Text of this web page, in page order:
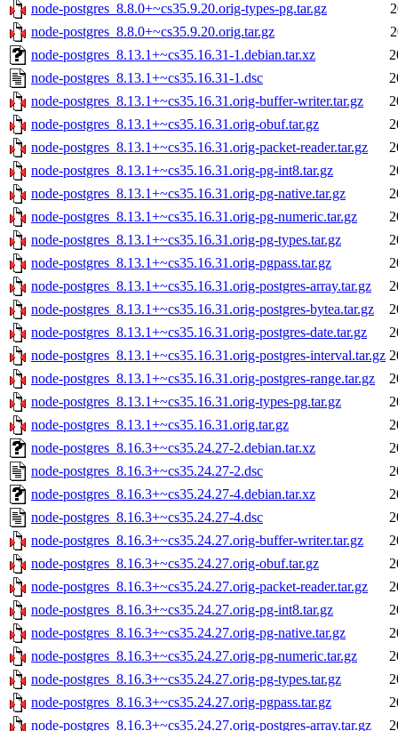
node-postgres_8.8.0+~cs35.9.20.orig-types-pg.tar.gz
node-postgres_8.8.0+~cs35.9.20.orig.tar.gz
node-postgres_8.13.1+~cs35.16.31-1.debian.tar.xz
node-postgres_8.13.1+~cs35.16.31-1.dsc
node-postgres_8.13.1+~cs35.16.31.orig-buffer-writer.tar.gz
node-postgres_8.13.1+~cs35.16.31.orig-obuf.tar.gz
node-postgres_8.13.1+~cs35.16.31.orig-packet-reader.tar.gz
node-postgres_8.13.1+~cs35.16.31.orig-pg-int8.tar.gz
node-postgres_8.13.1+~cs35.16.31.orig-pg-native.tar.gz
node-postgres_8.13.1+~cs35.16.31.orig-pg-numeric.tar.gz
node-postgres_8.13.1+~cs35.16.31.orig-pg-types.tar.gz
node-postgres_8.13.1+~cs35.16.31.orig-pgpass.tar.gz
node-postgres_8.13.1+~cs35.16.31.orig-postgres-array.tar.gz
node-postgres_8.13.1+~cs35.16.31.orig-postgres-bytea.tar.gz
node-postgres_8.13.1+~cs35.16.31.orig-postgres-date.tar.gz
node-postgres_8.13.1+~cs35.16.31.orig-postgres-interval.tar.gz
node-postgres_8.13.1+~cs35.16.31.orig-postgres-range.tar.gz
node-postgres_8.13.1+~cs35.16.31.orig-types-pg.tar.gz
node-postgres_8.13.1+~cs35.16.31.orig.tar.gz
node-postgres_8.16.3+~cs35.24.27-2.debian.tar.xz
node-postgres_8.16.3+~cs35.24.27-2.dsc
node-postgres_8.16.3+~cs35.24.27-4.debian.tar.xz
node-postgres_8.16.3+~cs35.24.27-4.dsc
node-postgres_8.16.3+~cs35.24.27.orig-buffer-writer.tar.gz
node-postgres_8.16.3+~cs35.24.27.orig-obuf.tar.gz
node-postgres_8.16.3+~cs35.24.27.orig-packet-reader.tar.gz
node-postgres_8.16.3+~cs35.24.27.orig-pg-int8.tar.gz
node-postgres_8.16.3+~cs35.24.27.orig-pg-native.tar.gz
node-postgres_8.16.3+~cs35.24.27.orig-pg-numeric.tar.gz
node-postgres_8.16.3+~cs35.24.27.orig-pg-types.tar.gz
node-postgres_8.16.3+~cs35.24.27.orig-pgpass.tar.gz
node-postgres_8.16.3+~cs35.24.27.orig-postgres-array.tar.gz